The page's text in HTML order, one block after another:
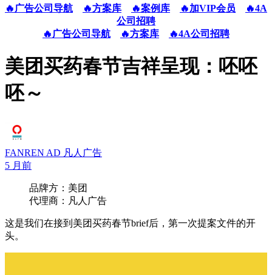
🔥广告公司导航 🔥方案库 🔥案例库 🔥加VIP会员
🔥4A
公司招聘
🔥广告公司导航
🔥方案库 🔥4A公司招聘
美团买药春节吉祥呈现：呸呸
呸～
FANREN AD 凡人广告
5 月前
品牌方：美团
代理商：凡人广告
这是我们在接到美团买药春节brief后，第一次提案文件的开
头。